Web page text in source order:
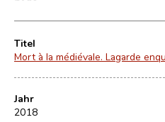
Titel
Mort à la médiévale. Lagarde
Jahr
2018